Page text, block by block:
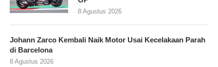
8 Agustus 2026
Johann Zarco Kembali Naik Motor Usai Kecelakaan Parah
di Barcelona
8 Agustus 2026